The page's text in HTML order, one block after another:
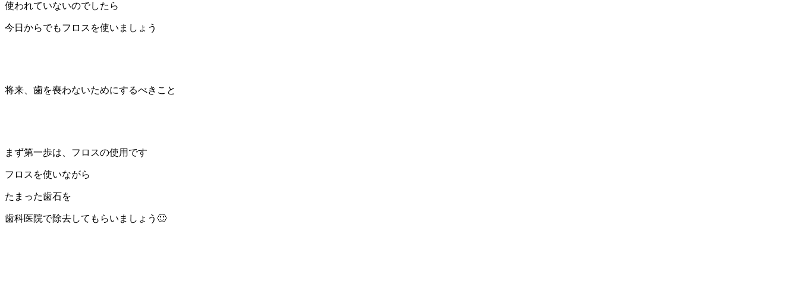
使われていないのでしたら
今日からでもフロスを使いましょう
将来、歯を喪わないためにするべきこと
まず第一歩は、フロスの使用です
フロスを使いながら
たまった歯石を
歯科医院で除去してもらいましょう🙂